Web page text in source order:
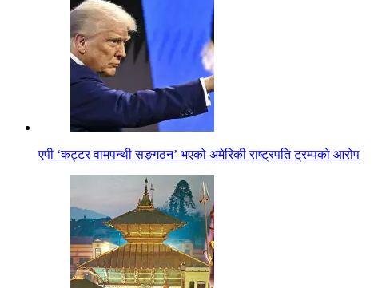
एपी ‘कट्टर वामपन्थी सङ्गठन’ भएको अमेरिकी राष्ट्रपति ट्रम्पको आरोप